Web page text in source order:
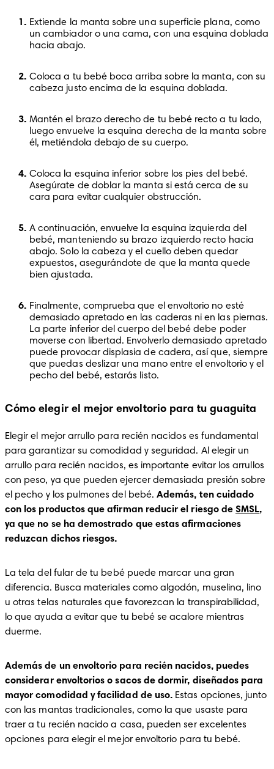
Extiende la manta sobre una superficie plana, como
un cambiador o una cama, con una esquina doblada
hacia abajo.
Coloca a tu bebé boca arriba sobre la manta, con su
cabeza justo encima de la esquina doblada.
Mantén el brazo derecho de tu bebé recto a tu lado,
luego envuelve la esquina derecha de la manta sobre
él, metiéndola debajo de su cuerpo.
Coloca la esquina inferior sobre los pies del bebé.
Asegúrate de doblar la manta si está cerca de su
cara para evitar cualquier obstrucción.
A continuación, envuelve la esquina izquierda del
bebé, manteniendo su brazo izquierdo recto hacia
abajo. Solo la cabeza y el cuello deben quedar
expuestos, asegurándote de que la manta quede
bien ajustada.
Finalmente, comprueba que el envoltorio no esté
demasiado apretado en las caderas ni en las piernas.
La parte inferior del cuerpo del bebé debe poder
moverse con libertad. Envolverlo demasiado apretado
puede provocar displasia de cadera, así que, siempre
que puedas deslizar una mano entre el envoltorio y el
pecho del bebé, estarás listo.
Cómo elegir el mejor envoltorio para tu guaguita
Elegir el mejor arrullo para recién nacidos es fundamental
para garantizar su comodidad y seguridad. Al elegir un
arrullo para recién nacidos, es importante evitar los arrullos
con peso, ya que pueden ejercer demasiada presión sobre
el pecho y los pulmones del bebé. Además, ten cuidado
con los productos que afirman reducir el riesgo de SMSL,
ya que no se ha demostrado que estas afirmaciones
reduzcan dichos riesgos.
La tela del fular de tu bebé puede marcar una gran
diferencia. Busca materiales como algodón, muselina, lino
u otras telas naturales que favorezcan la transpirabilidad,
lo que ayuda a evitar que tu bebé se acalore mientras
duerme.
Además de un envoltorio para recién nacidos, puedes
considerar envoltorios o sacos de dormir, diseñados para
mayor comodidad y facilidad de uso. Estas opciones, junto
con las mantas tradicionales, como la que usaste para
traer a tu recién nacido a casa, pueden ser excelentes
opciones para elegir el mejor envoltorio para tu bebé.